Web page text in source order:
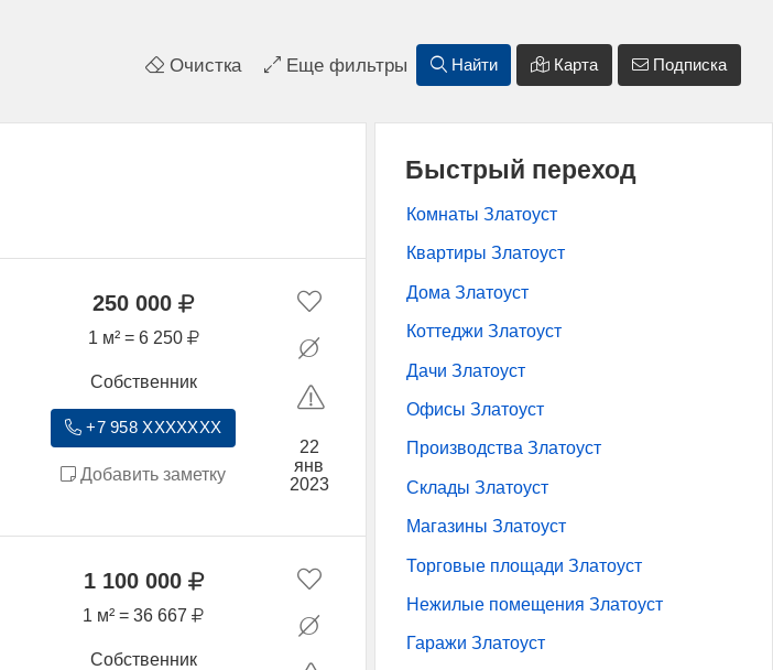
Очистка Еще фильтры Найти Карта Подписка
250 000
1 м² = 6 250
Собственник
+7 958 XXXXXXX
Добавить заметку
22
янв
2023
1 100 000
1 м² = 36 667
Собственник
Быстрый переход
Комнаты Златоуст
Квартиры Златоуст
Дома Златоуст
Коттеджи Златоуст
Дачи Златоуст
Офисы Златоуст
Производства Златоуст
Склады Златоуст
Магазины Златоуст
Торговые площади Златоуст
Нежилые помещения Златоуст
Гаражи Златоуст